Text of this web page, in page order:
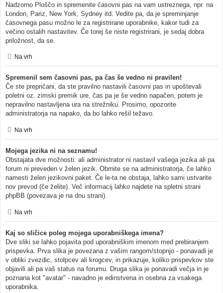
Nadzorno Ploščo in spremenite časovni pas na vam ustreznega, npr. na
London, Pariz, New York, Sydney itd. Vedite pa, da je spreminjanje
časovnega pasu možno le za registrirane uporabnike, kakor tudi za
večino ostalih nastavitev. Če torej še niste registrirani, je sedaj dobra
priložnost, da se.
Na vrh
Spremenil sem časovni pas, pa čas še vedno ni pravilen!
Če ste prepričani, da ste pravilno nastavili časovni pas in upoštevali
poletni oz. zimski premik ure, čas pa je še vedno napačen, potem je
nepravilno nastavljena ura na strežniku. Prosimo, opozorite
administratorja na napako, da bo lahko rešil težavo.
Na vrh
Mojega jezika ni na seznamu!
Obstajata dve možnosti: ali administrator ni nastavil vašega jezika ali pa
forum ni preveden v želen jezik. Obrnite se na administratorja, če lahko
namesti želen jezikovni paket. Če le-ta ne obstaja, lahko sami ustvarite
nov prevod (če želite). Več informacij lahko najdete na spletni strani
phpBB (povezava je na dnu strani).
Na vrh
Kaj so sličice poleg mojega uporabniškega imena?
Dve sliki se lahko pojavita pod uporabniškim imenom med prebiranjem
prispevka. Prva slika je povezana z vašim rangom/stopnjo - ponavadi je
v obliki zvezdic, stolpcev ali krogcev, in prikazuje, koliko prispevkov ste
objavili ali pa vaš status na forumu. Druga slika je ponavadi večja in je
poznana kot "avatar" - navadno je edinstvena in osebna za vsakega
uporabnika.